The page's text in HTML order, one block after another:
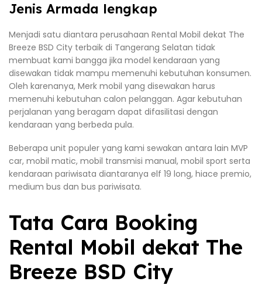
Jenis Armada lengkap
Menjadi satu diantara perusahaan Rental Mobil dekat The
Breeze BSD City terbaik di Tangerang Selatan tidak
membuat kami bangga jika model kendaraan yang
disewakan tidak mampu memenuhi kebutuhan konsumen.
Oleh karenanya, Merk mobil yang disewakan harus
memenuhi kebutuhan calon pelanggan. Agar kebutuhan
perjalanan yang beragam dapat difasilitasi dengan
kendaraan yang berbeda pula.
Beberapa unit populer yang kami sewakan antara lain MVP
car, mobil matic, mobil transmisi manual, mobil sport serta
kendaraan pariwisata diantaranya elf 19 long, hiace premio,
medium bus dan bus pariwisata.
Tata Cara Booking
Rental Mobil dekat The
Breeze BSD City